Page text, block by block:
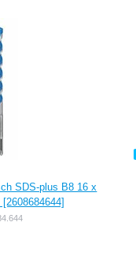
SDS-plus B8 16 x